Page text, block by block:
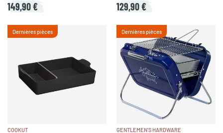
149,90 € 129,90 €
Dernières pièces
COOKUT
Dernières pièces
GENTLEMEN'S HARDWARE